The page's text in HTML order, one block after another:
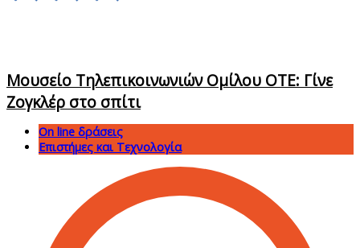
Μουσείο Τηλεπικοινωνιών Ομίλου ΟΤΕ: Γίνε
Ζογκλέρ στο σπίτι
On line δράσεις
Επιστήμες και Τεχνολογία